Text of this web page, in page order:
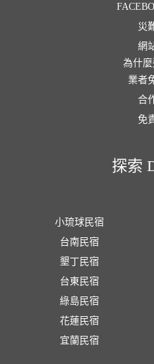
災
網
為什
業者
合
免
探索
小琉球民宿
台南民宿
墾丁民宿
台東民宿
綠島民宿
花蓮民宿
宜蘭民宿